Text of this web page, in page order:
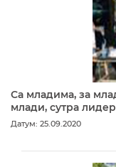
Са младима, за
млади, сутра
Датум: 25.09.2020